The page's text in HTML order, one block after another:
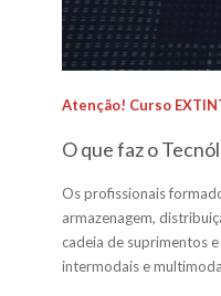
Atenção! Curso
O que faz o
Os profissionais
armazenagem,
cadeia de suprimentos
intermodais e